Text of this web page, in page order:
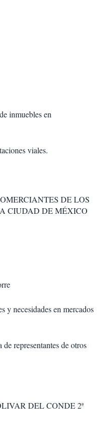
inmuebles en
viales.
DE LOS
CIUDAD DE MÉXICO
y necesidades en mercados
representantes de otros
DEL CONDE 2ª